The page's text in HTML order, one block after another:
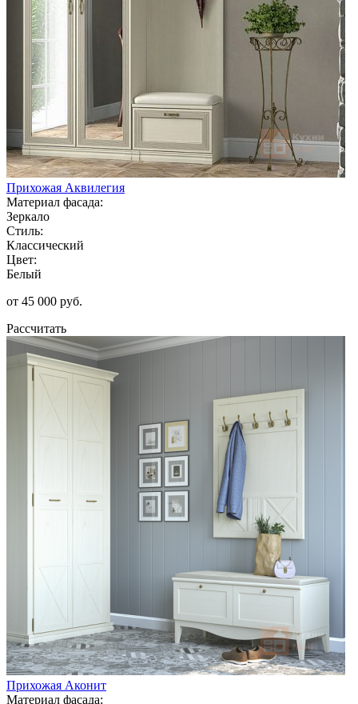
Прихожая Аквилегия
Материал фасада:
Зеркало
Стиль:
Классический
Цвет:
Белый
от 45 000 руб.
Рассчитать
Прихожая Аконит
Материал фасада: